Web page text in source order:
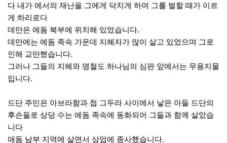
다 내가 에서의 재난을 그에게 닥치게 하여 그를 벌할 때가 이르
게 하리로다
데만은 에돔 북부에 위치해 있었습니다.
데만에는 에돔 족속 가운데 지혜자가 많이 살고 있었으며 그로
인해 교만했습니다.
그러나 그들의 지헤와 명철도 하나님의 심판 앞에서는 무용지물
입니다.
드단 주민은 아브라함과 첩 그두라 사이에서 낳은 아들 드단의
후손들로 상당 수는 에돔 족속에 동화되어 그들과 함께 살았습
니다
애돔 남부 지역에 살면서 상업에 종사했습니다.